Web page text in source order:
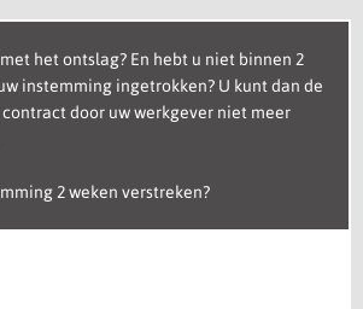
het ontslag? En hebt u niet binnen 2
instemming ingetrokken? U kunt dan de
door uw werkgever niet meer
2 weken verstreken?